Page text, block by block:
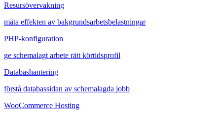
Resursövervakning
mäta effekten av bakgrundsarbetsbelastningar
PHP-konfiguration
ge schemalagt arbete rätt körtidsprofil
Databashantering
förstå databassidan av schemalagda jobb
WooCommerce Hosting